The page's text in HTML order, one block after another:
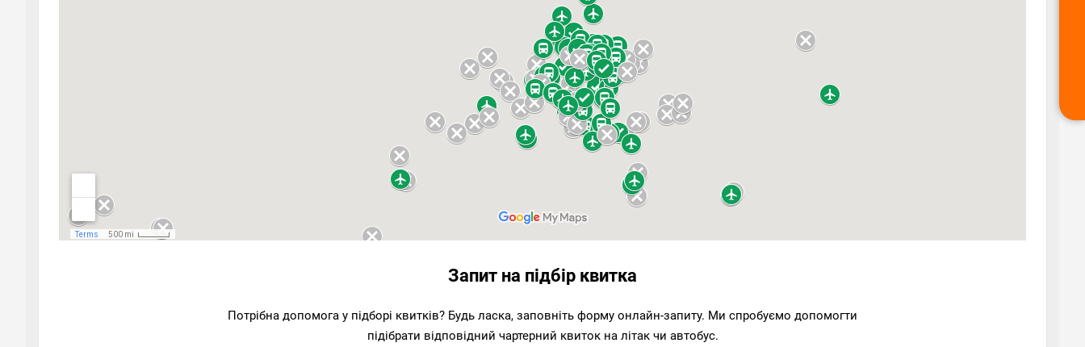
Запит на підбір квитка
Потрібна допомога у підборі квитків? Будь ласка, заповніть форму онлайн-запиту. Ми спробуємо допомогти
підібрати відповідний чартерний квиток на літак чи автобус.